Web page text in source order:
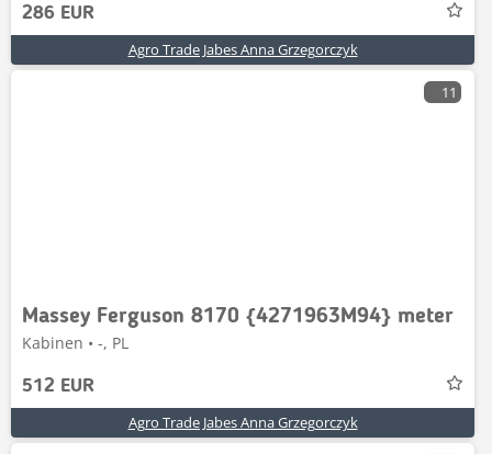
286 EUR
Agro Trade Jabes Anna Grzegorczyk
11
Massey Ferguson 8170 {4271963M94} meter
Kabinen • -, PL
512 EUR
Agro Trade Jabes Anna Grzegorczyk